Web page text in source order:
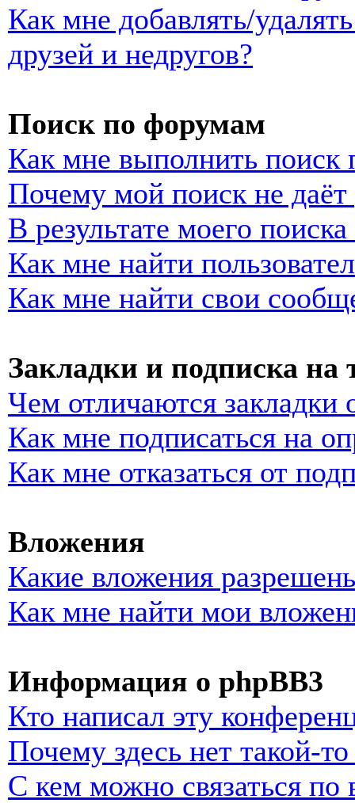
Как мне добавлять/
друзей и недругов?
Поиск по форумам
Как мне выполнить
Почему мой поиск не даёт
В результате моего
Как мне найти
Как мне найти свои
Закладки и подписка на
Чем отличаются закладки
Как мне подписаться на
Как мне отказаться от
Вложения
Какие вложения
Как мне найти мои
Информация о phpBB3
Кто написал эту
Почему здесь нет такой-
С кем можно связаться по